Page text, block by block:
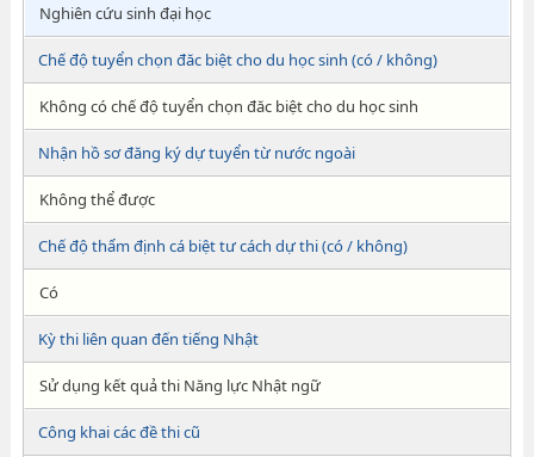
Nghiên cứu sinh đại học
Chế độ tuyển chọn đăc biệt cho du học sinh (có / không)
Không có chế độ tuyển chọn đăc biệt cho du học sinh
Nhận hồ sơ đăng ký dự tuyển từ nước ngoài
Không thể được
Chế độ thẩm định cá biệt tư cách dự thi (có / không)
Có
Kỳ thi liên quan đến tiếng Nhật
Sử dụng kết quả thi Năng lực Nhật ngữ
Công khai các đề thi cũ